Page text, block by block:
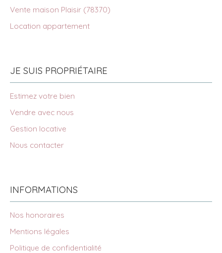
Vente maison Plaisir (78370)
Location appartement
JE SUIS PROPRIÉTAIRE
Estimez votre bien
Vendre avec nous
Gestion locative
Nous contacter
INFORMATIONS
Nos honoraires
Mentions légales
Politique de confidentialité